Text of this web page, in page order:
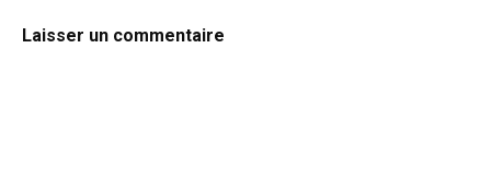
Laisser un commentaire